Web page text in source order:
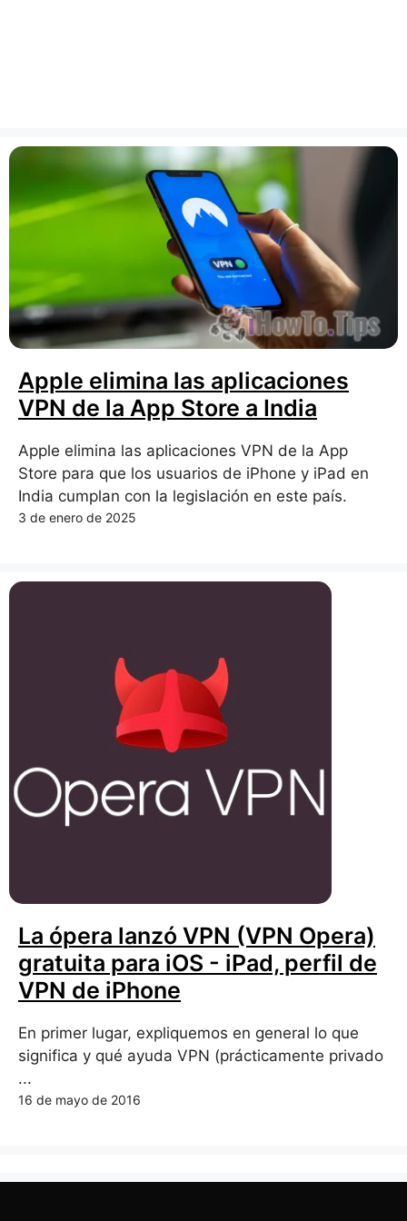
Apple elimina las aplicaciones
VPN de la App Store a India
Apple elimina las aplicaciones VPN de la App
Store para que los usuarios de iPhone y iPad en
India cumplan con la legislación en este país.
3 de enero de 2025
La ópera lanzó VPN (VPN Opera)
gratuita para iOS - iPad, perfil de
VPN de iPhone
En primer lugar, expliquemos en general lo que
significa y qué ayuda VPN (prácticamente privado
...
16 de mayo de 2016